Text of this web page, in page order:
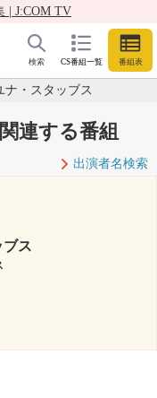
| J:COM TV
CS番組一覧 番組表
検索
ナ・スタッブス
連する番組
出演者名検索
ブス